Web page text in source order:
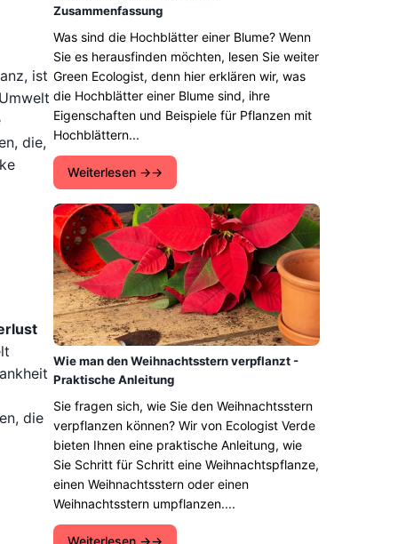
ist
die,
die
Zusammenfassung
Was sind die Hochblätter einer Blume? Wenn
Sie es herausfinden möchten, lesen Sie weiter
Green Ecologist, denn hier erklären wir, was
die Hochblätter einer Blume sind, ihre
Eigenschaften und Beispiele für Pflanzen mit
Hochblättern...
Weiterlesen →
Wie man den Weihnachtsstern verpflanzt -
Praktische Anleitung
Sie fragen sich, wie Sie den Weihnachtsstern
verpflanzen können? Wir von Ecologist Verde
bieten Ihnen eine praktische Anleitung, wie
Sie Schritt für Schritt eine Weihnachtspflanze,
einen Weihnachtsstern oder einen
Weihnachtsstern umpflanzen....
Weiterlesen →